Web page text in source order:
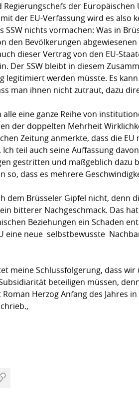
Regierungschefs der
mit der EU-Verfassung wird es
nichts vormachen: Was in
den Bevölkerungen
dieser Vertrag von den EU-
Der SSW bleibt in diesem
werden müsste. Es
man ihnen nicht zutraut, dazu
eine ganze Reihe von
der doppelten Mehrheit
Zeitung anmerkte, dass die
teil auch seine Auffassung
gestritten und maßgeblich dazu
so, dass es mehrere
dem Brüsseler Gipfel nicht, denn
bitterer Nachgeschmack. Das
Beziehungen ein Schaden
neue  selbstbewusste 
meine Schlussfolgerung, dass
beteiligen müssen,
Herzog Anfang des Jahres